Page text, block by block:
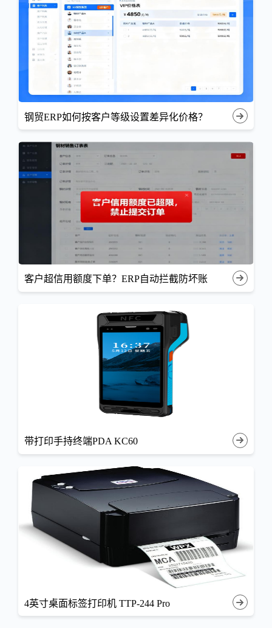
钢贸ERP如何按客户等级设置差异化价格？
客户超信用额度下单？ERP自动拦截防坏账
带打印手持终端PDA KC60
4英寸桌面标签打印机 TTP-244 Pro